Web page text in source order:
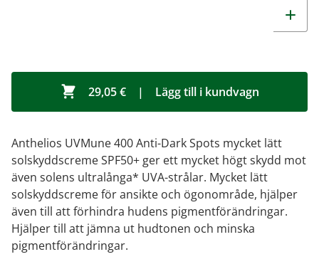
29,05 € | Lägg till i kundvagn
Anthelios UVMune 400 Anti-Dark Spots mycket lätt
solskyddscreme SPF50+ ger ett mycket högt skydd mot
även solens ultralånga* UVA-strålar. Mycket lätt
solskyddscreme för ansikte och ögonområde, hjälper
även till att förhindra hudens pigmentförändringar.
Hjälper till att jämna ut hudtonen och minska
pigmentförändringar.